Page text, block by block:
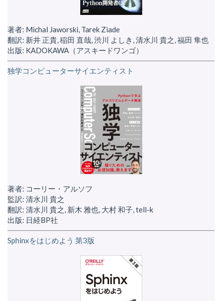
著者: Michal Jaworski, Tarek Ziade
翻訳: 新井 正貴, 稲田 直哉, 渋川 よしき, 清水川 貴之, 福田 隼也
出版: KADOKAWA（アスキードワンゴ）
独学コンピューターサイエンティスト
著者: コーリー・アルソフ
監訳: 清水川 貴之
翻訳: 清水川 貴之, 新木 雅也, 大村 和子, tell-k
出版: 日経BP社
Sphinxをはじめよう 第3版